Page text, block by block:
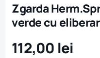
Zgarda
verde cu
112,00 lei